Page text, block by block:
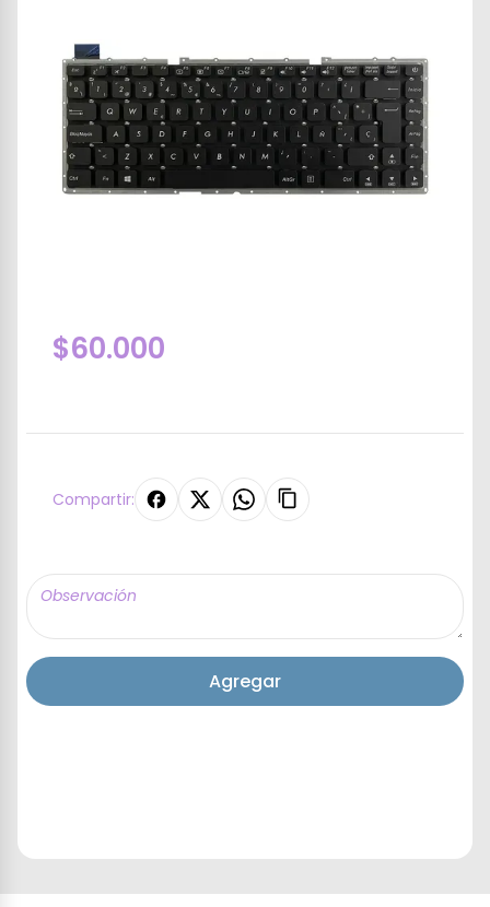
$60.000
Compartir:
Agregar